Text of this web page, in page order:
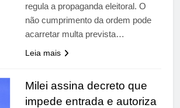
regula a propaganda eleitoral. O
não cumprimento da ordem pode
acarretar multa prevista…
Leia mais
Milei assina decreto que
impede entrada e autoriza